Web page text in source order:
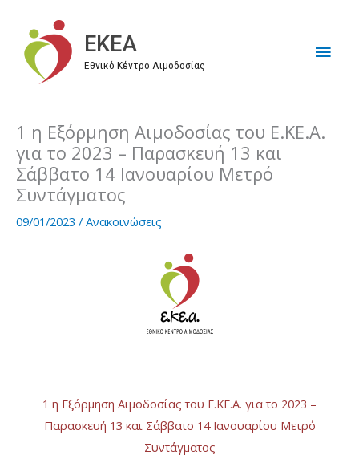
περιεχόμενο
EKEA
Εθνικό Κέντρο Αιμοδοσίας
1 η Εξόρμηση Αιμοδοσίας του Ε.ΚΕ.Α.
για το 2023 – Παρασκευή 13 και
Σάββατο 14 Ιανουαρίου Μετρό
Συντάγματος
09/01/2023 / Ανακοινώσεις
1 η Εξόρμηση Αιμοδοσίας του Ε.ΚΕ.Α. για το 2023 –
Παρασκευή 13 και Σάββατο 14 Ιανουαρίου Μετρό
Συντάγματος